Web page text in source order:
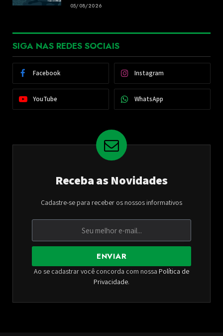
05/08/2026
SIGA NAS REDES SOCIAIS
Facebook Instagram
YouTube WhatsApp
Receba as Novidades
Cadastre-se para receber os nossos informativos
ENVIAR
Ao se cadastrar você concorda com nossa Política de
Privacidade.